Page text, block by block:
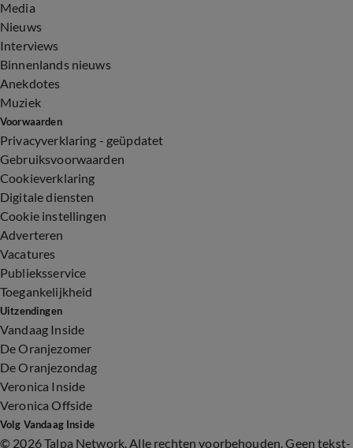
Media
Nieuws
Interviews
Binnenlands nieuws
Anekdotes
Muziek
Voorwaarden
Privacyverklaring - geüpdatet
Gebruiksvoorwaarden
Cookieverklaring
Digitale diensten
Cookie instellingen
Adverteren
Vacatures
Publieksservice
Toegankelijkheid
Uitzendingen
Vandaag Inside
De Oranjezomer
De Oranjezondag
Veronica Inside
Veronica Offside
Volg Vandaag Inside
© 2026 Talpa Network. Alle rechten voorbehouden. Geen tekst-